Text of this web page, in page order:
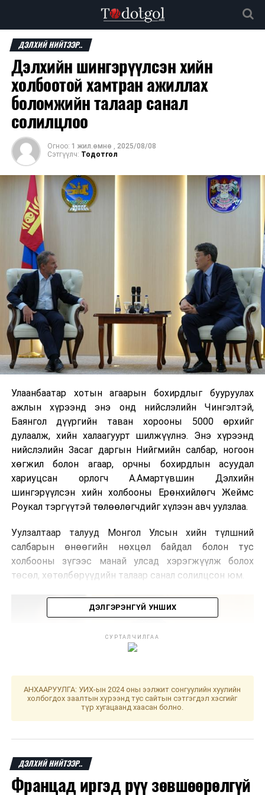
ДЭЛХИЙ НИЙТЭЭР..
Дэлхийн шингэрүүлсэн хийн
холбоотой хамтран ажиллах
боломжийн талаар санал
солилцлоо
Огноо: 1 жил.өмнө , 2025/08/08
Сэтгүүлч: Тодотгол
Улаанбаатар хотын агаарын бохирдлыг бууруулах
ажлын хүрээнд энэ онд нийслэлийн Чингэлтэй,
Баянгол дүүргийн таван хорооны 5000 өрхийг
дулаалж, хийн халаагуурт шилжүүлнэ. Энэ хүрээнд
нийслэлийн Засаг даргын Нийгмийн салбар, ногоон
хөгжил болон агаар, орчны бохирдлын асуудал
хариуцсан орлогч А.Амартүвшин Дэлхийн
шингэрүүлсэн хийн холбооны Ерөнхийлөгч Жеймс
Роукал тэргүүтэй төлөөлөгчдийг хүлээн авч уулзлаа.
Уулзалтаар талууд Монгол Улсын хийн түлшний
салбарын өнөөгийн нөхцөл байдал болон тус
холбооны зүгээс манай улсад хэрэгжүүлж болох
төсөл, хөтөлбөрүүдийн талаар санал солилцсон юм.
Энэ үеэр нийслэлийн Засаг даргын орлогч
ДЭЛГЭРЭНГҮЙ УНШИХ
СУРТАЛЧИЛГАА
АНХААРУУЛГА: УИХ-ын 2024 оны ээлжит сонгуулийн хуулийн
холбогдох заалтын хүрээнд тус сайтын сэтгэгдэл хэсгийг
түр хугацаанд хаасан болно.
ДЭЛХИЙ НИЙТЭЭР..
Францад иргэд рүү зөвшөөрөлгүй